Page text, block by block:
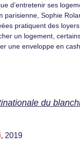
d’entretenir ses
parisienne, Sophie
pratiquent des
un logement,
une enveloppe en
du
, 2019